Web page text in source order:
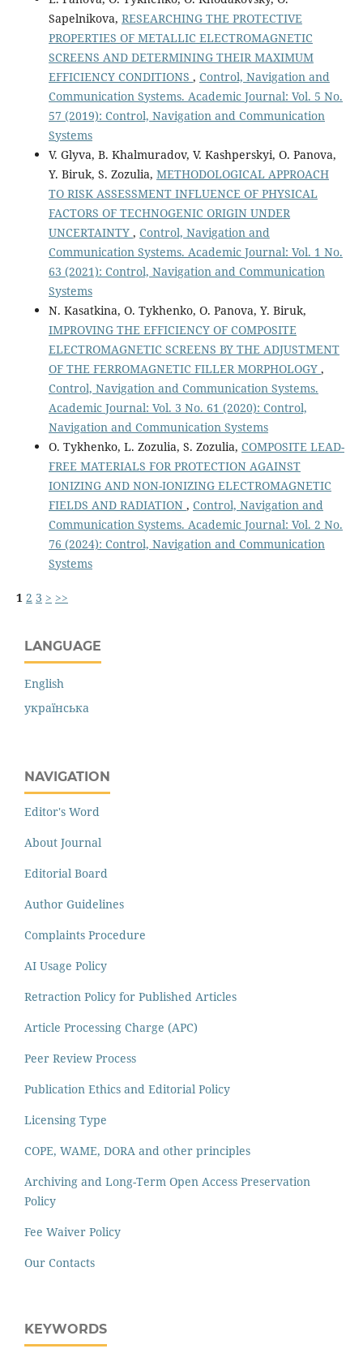
Sapelnikova, RESEARCHING THE PROTECTIVE
PROPERTIES OF METALLIC ELECTROMAGNETIC
SCREENS AND DETERMINING THEIR MAXIMUM
EFFICIENCY CONDITIONS , Control, Navigation and
Communication Systems. Academic Journal: Vol. 5 No.
57 (2019): Control, Navigation and Communication
Systems
V. Glyva, B. Khalmuradov, V. Kashperskyi, O. Panova,
Y. Biruk, S. Zozulia, METHODOLOGICAL APPROACH
TO RISK ASSESSMENT INFLUENCE OF PHYSICAL
FACTORS OF TECHNOGENIC ORIGIN UNDER
UNCERTAINTY , Control, Navigation and
Communication Systems. Academic Journal: Vol. 1 No.
63 (2021): Control, Navigation and Communication
Systems
N. Kasatkina, O. Tykhenko, O. Panova, Y. Biruk,
IMPROVING THE EFFICIENCY OF COMPOSITE
ELECTROMAGNETIC SCREENS BY THE ADJUSTMENT
OF THE FERROMAGNETIC FILLER MORPHOLOGY ,
Control, Navigation and Communication Systems.
Academic Journal: Vol. 3 No. 61 (2020): Control,
Navigation and Communication Systems
O. Tykhenko, L. Zozulia, S. Zozulia, COMPOSITE LEAD-
FREE MATERIALS FOR PROTECTION AGAINST
IONIZING AND NON-IONIZING ELECTROMAGNETIC
FIELDS AND RADIATION , Control, Navigation and
Communication Systems. Academic Journal: Vol. 2 No.
76 (2024): Control, Navigation and Communication
Systems
1 2 3 > >>
LANGUAGE
English
українська
NAVIGATION
Editor's Word
About Journal
Editorial Board
Author Guidelines
Complaints Procedure
AI Usage Policy
Retraction Policy for Published Articles
Article Processing Charge (APC)
Peer Review Process
Publication Ethics and Editorial Policy
Licensing Type
COPE, WAME, DORA and other principles
Archiving and Long-Term Open Access Preservation
Policy
Fee Waiver Policy
Our Contacts
KEYWORDS